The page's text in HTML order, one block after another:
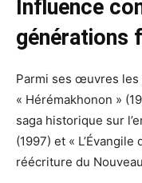
Influence
générations
Parmi ses œuvres
« Hérémakhonon »
saga historique sur
(1997) et «
réécriture du